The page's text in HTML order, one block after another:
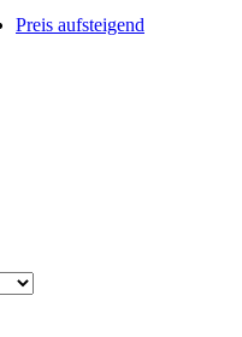
Preis aufsteigend